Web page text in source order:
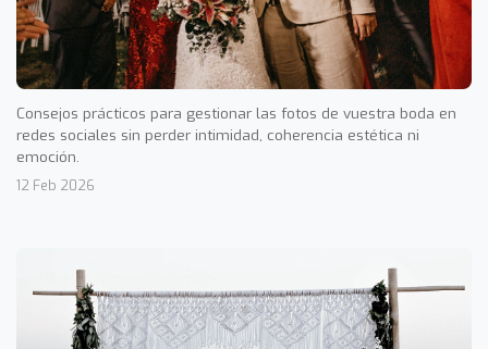
Consejos prácticos para gestionar las fotos de vuestra boda en
redes sociales sin perder intimidad, coherencia estética ni
emoción.
12 Feb 2026